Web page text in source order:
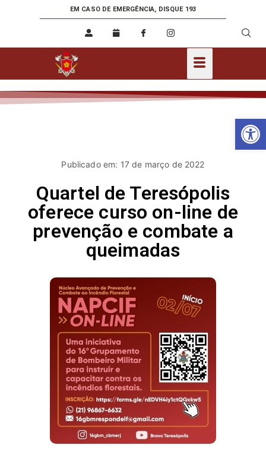
EM CASO DE EMERGÊNCIA, DISQUE 193
Publicado em: 17 de março de 2022
Quartel de Teresópolis
oferece curso on-line de
prevenção e combate a
queimadas